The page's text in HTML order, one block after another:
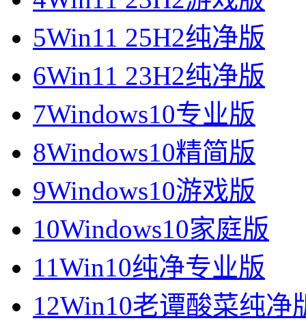
5Win11 25H2纯净版
6Win11 23H2纯净版
7Windows10专业版
8Windows10精简版
9Windows10游戏版
10Windows10家庭版
11Win10纯净专业版
12Win10老谭酸菜纯净